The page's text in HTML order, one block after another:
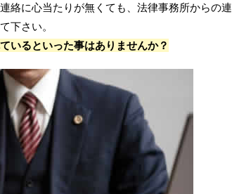
絡に心当たりが無くても、法律事務所からの連
下さい。
いるといった事はありませんか？